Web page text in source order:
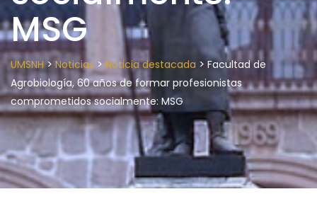
MSG
UMSNH> Noticias > Noticia destacada > Facultad de
Agrobiología, 60 años de formar profesionistas
comprometidos socialmente: MSG